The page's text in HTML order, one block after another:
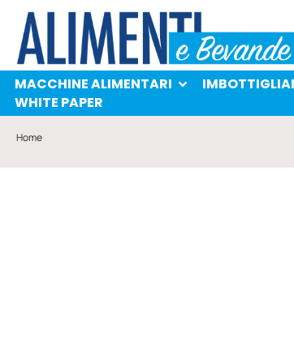
MACCHINE ALIMENTARI
PROTAGONISTI
WHITE PAPER
MACCHINE ALIMENTARI
WHITE PAPER
Home